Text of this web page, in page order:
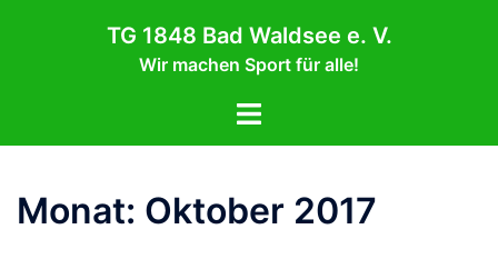
TG 1848 Bad Waldsee e. V.
Wir machen Sport für alle!
Menü
Monat: Oktober 2017